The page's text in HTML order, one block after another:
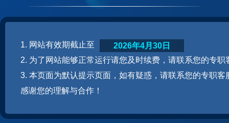
1. 网站有效期截止至
2. 为了网站能够正常运行请您及时续费，请联系您的专职
3. 本页面为默认提示页面，如有疑惑，请联系您的专职客
感谢您的理解与合作！
2026年4月30日